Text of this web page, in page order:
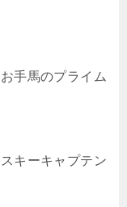
手馬のプライム
キーキャプテン